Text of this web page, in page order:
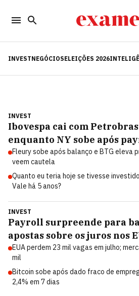
INVESTNEGÓCIOSELEIÇÕES 2026
INVEST
Ibovespa cai com
enquanto NY sobe após
Fleury sobe após balanço e BTG eleva
veem cautela
Quanto eu teria hoje se tivesse
Vale há 5 anos?
INVEST
Payroll surpreende para
apostas sobre os juros nos
EUA perdem 23 mil vagas em julho;
mil
Bitcoin sobe após dado fraco de
2,4% em 7 dias